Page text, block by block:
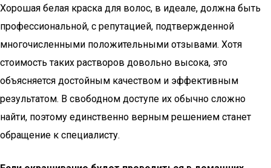
Хорошая белая краска для волос, в идеале, должна быть
профессиональной, с репутацией, подтвержденной
многочисленными положительными отзывами. Хотя
стоимость таких растворов довольно высока, это
объясняется достойным качеством и эффективным
результатом. В свободном доступе их обычно сложно
найти, поэтому единственно верным решением станет
обращение к специалисту.